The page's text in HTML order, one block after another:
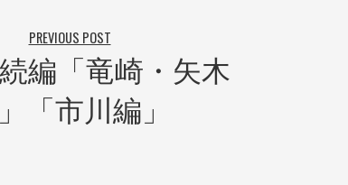
PREVIOUS POST
編「竜崎・矢木
「市川編」